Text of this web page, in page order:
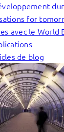
for
avec le World
de blog